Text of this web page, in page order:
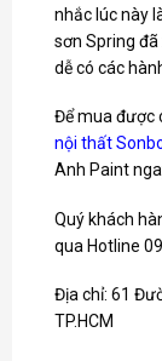
nhắc lúc này
sơn Spring
dễ có các
Để mua được
nội thất
Anh Paint
Quý khách
qua Hotline
Địa chỉ: 61
TP.HCM